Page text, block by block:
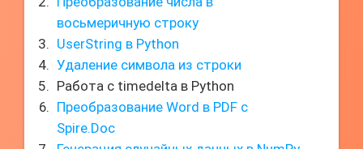
восьмеричную строку
UserString в Python
Удаление символа из строки
Работа с timedelta в Python
Преобразование Word в PDF с
Spire.Doc